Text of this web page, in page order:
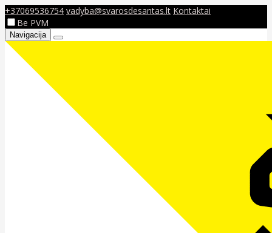
+37069536754 vadyba@svarosdesantas.lt Kontaktai
Be PVM
Navigacija